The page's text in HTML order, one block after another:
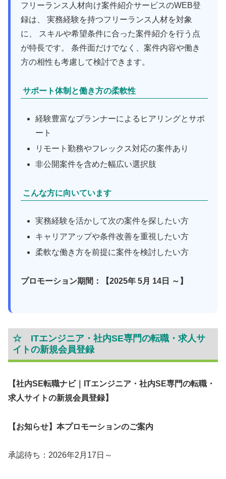
フリーランス人材向け案件紹介サービスのWEB登
録は、 実務経験を持つフリーランス人材を対象
に、 スキルや希望条件に合った案件紹介を行う点
が特長です。 条件面だけでなく、案件内容や働き
方の相性も考慮して検討できます。
サポート体制と働き方の柔軟性
経験豊富なプランナーによるヒアリングとサポ
ート
リモート勤務やフレックス対応の案件あり
非公開案件を含めた幅広い選択肢
こんな方に向いています
実務経験を活かして次の案件を探したい方
キャリアアップや条件改善を重視したい方
柔軟な働き方を前提に案件を検討したい方
プロモーション期間：【2025年 5月 14日 ～】
☆ ITエンジニア・社内SE専門の転職・求人サ
イトの新規会員登録
【社内SE転職ナビ｜ITエンジニア・社内SE専門の転職・
求人サイトの新規会員登録】
【お知らせ】本プロモーションのご案内
承認待ち：2026年2月17日～